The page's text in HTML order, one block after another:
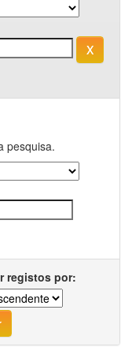
pesquisa.
registos por: